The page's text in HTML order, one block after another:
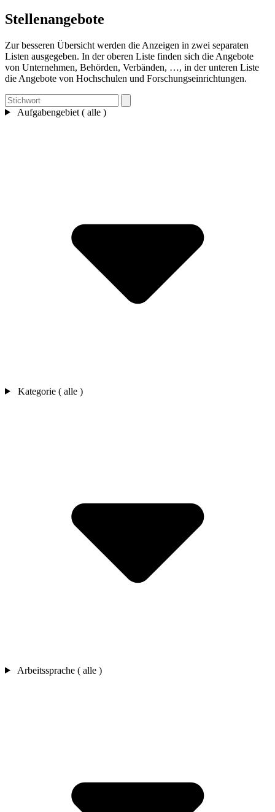
Stellenangebote
Zur besseren Übersicht werden die Anzeigen in zwei separaten
Listen ausgegeben. In der oberen Liste finden sich die Angebote
von Unternehmen, Behörden, Verbänden, …, in der unteren Liste
die Angebote von Hochschulen und Forschungseinrichtungen.
Aufgabengebiet ( alle )
Kategorie ( alle )
Arbeitssprache ( alle )